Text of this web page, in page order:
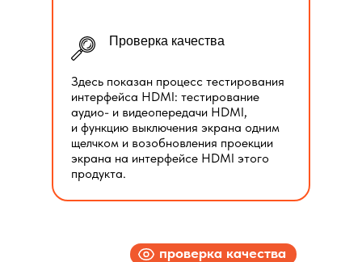
проверка качества
Проверка качества
Здесь показан процесс тестирования
интерфейса HDMI: тестирование
аудио- и видеопередачи HDMI,
и функцию выключения экрана одним
щелчком и возобновления проекции
экрана на интерфейсе HDMI этого
продукта.